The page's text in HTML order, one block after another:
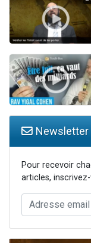
Newsletter
Pour recevoir
articles,